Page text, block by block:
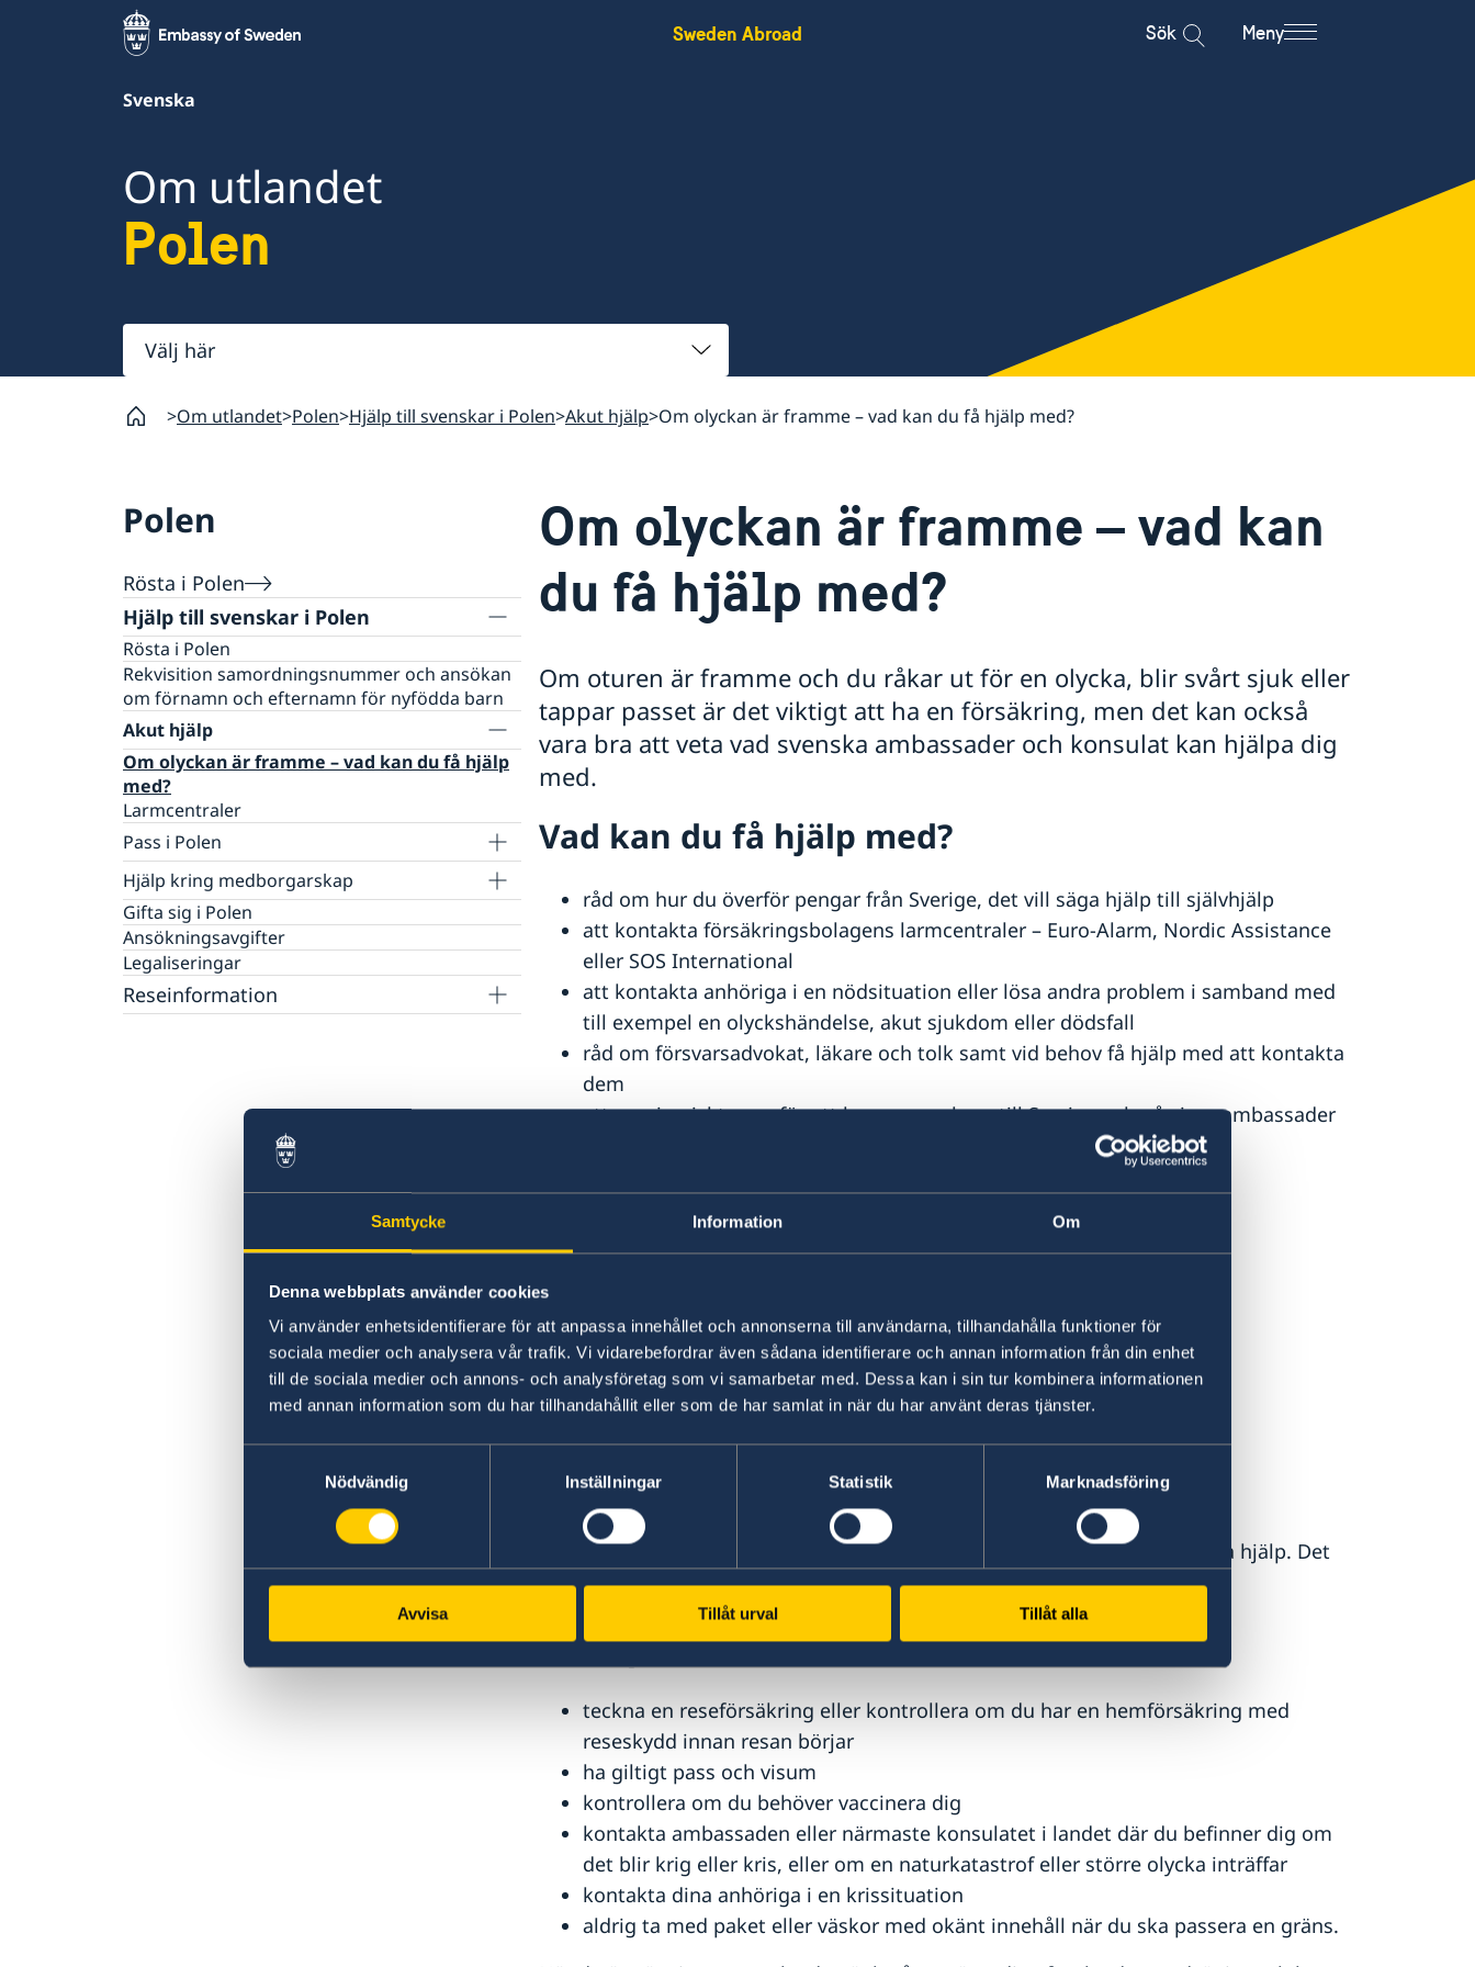
Samtycke Information Om
Denna webbplats använder cookies
Vi använder enhetsidentifierare för att anpassa innehållet och annonserna till användarna, tillhandahålla funktioner för
sociala medier och analysera vår trafik. Vi vidarebefordrar även sådana identifierare och annan information från din enhet
till de sociala medier och annons- och analysföretag som vi samarbetar med. Dessa kan i sin tur kombinera informationen
med annan information som du har tillhandahållit eller som de har samlat in när du har använt deras tjänster.
Nödvändig
Inställningar Statistik Marknadsföring
Avvisa Tillåt urval Tillåt alla
Sweden Abroad Sök Meny
Svenska
Om utlandet
Polen
Välj
här
Om utlandet Polen Hjälp till svenskar i Polen Akut hjälp Om olyckan är framme – vad kan du få hjälp med?
Polen
Rösta i Polen
Hjälp till svenskar i Polen
Rösta i Polen
Rekvisition samordningsnummer och ansökan
om förnamn och efternamn för nyfödda barn
Akut hjälp
Om olyckan är framme – vad kan du få hjälp
med?
Larmcentraler
Pass i Polen
Ansökan om pass & nationellt id-kort
Pass/Nationellt Id-kort för vuxna i Polen
Pass/Nationellt id-kort för barn i Polen
Rekvisition samordningsnummer och ansökan
om förnamn och efternamn för nyfödda barn
Provisoriskt pass
Hjälp kring medborgarskap
Om svenskt medborgarskap
Gifta sig i Polen
Ansökningsavgifter
Legaliseringar
Reseinformation
Naturförhållanden och katastrofer
In- och utresebestämmelser
Hälso- och sjukvård
Sjukvård för svenskar i Polen
Om olyckan är framme – vad kan
du få hjälp med?
Om oturen är framme och du råkar ut för en olycka, blir svårt sjuk eller
tappar passet är det viktigt att ha en försäkring, men det kan också
vara bra att veta vad svenska ambassader och konsulat kan hjälpa dig
med.
Vad kan du få hjälp med?
råd om hur du överför pengar från Sverige, det vill säga hjälp till självhjälp
att kontakta försäkringsbolagens larmcentraler – Euro-Alarm, Nordic Assistance
eller SOS International
att kontakta anhöriga i en nödsituation eller lösa andra problem i samband med
till exempel en olyckshändelse, akut sjukdom eller dödsfall
råd om försvarsadvokat, läkare och tolk samt vid behov få hjälp med att kontakta
dem
ett provisoriskt pass för att kunna resa hem till Sverige och på vissa ambassader
Vad kan du inte få hjälp med?
betalning av skulder, böter eller borgen.
Vem kan få hjälp?
svensk medborgare som är bosatt i Sverige
flykting eller statslös person som är bosatt i Sverige.
I vissa fall kan även annan utländsk medborgare som är bosatt i Sverige få hjälp. Det
gäller även svensk medborgare som inte är bosatt i Sverige.
Tänk på att
teckna en reseförsäkring eller kontrollera om du har en hemförsäkring med
reseskydd innan resan börjar
ha giltigt pass och visum
kontrollera om du behöver vaccinera dig
kontakta ambassaden eller närmaste konsulatet i landet där du befinner dig om
det blir krig eller kris, eller om en naturkatastrof eller större olycka inträffar
kontakta dina anhöriga i en krissituation
aldrig ta med paket eller väskor med okänt innehåll när du ska passera en gräns.